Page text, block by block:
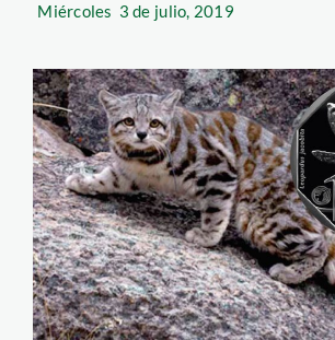
Miércoles 3 de julio, 2019